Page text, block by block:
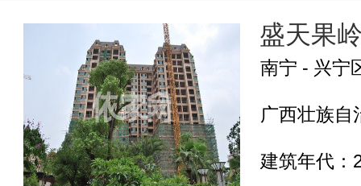
盛天果
南宁 - 兴宁
广西壮族自
建筑年代：